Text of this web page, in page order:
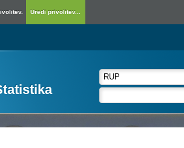
Uredi privolitev...